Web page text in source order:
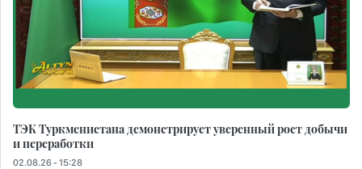
ТЭК Туркменистана демонстрирует уверенный рост добычи
и переработки
02.08.26 - 15:28